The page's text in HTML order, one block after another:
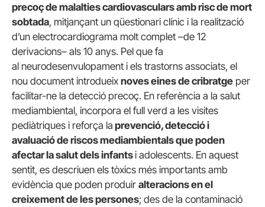
precoç de malalties cardiovasculars amb risc de mort
sobtada, mitjançant un qüestionari clínic i la realització
d’un electrocardiograma molt complet –de 12
derivacions– als 10 anys. Pel que fa
al neurodesenvulopament i els trastorns associats, el
nou document introdueix noves eines de cribratge per
facilitar-ne la detecció precoç. En referència a la salut
mediambiental, incorpora el full verd a les visites
pediàtriques i reforça la prevenció, detecció i
avaluació de riscos mediambientals que poden
afectar la salut dels infantsi adolescents. En aquest
sentit, es descriuen els tòxics més importants amb
evidència que poden produir alteracions en el
creixement de les persones; des de la contaminació